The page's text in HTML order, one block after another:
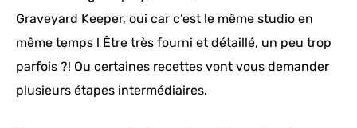
Graveyard Keeper, oui car c’est le même studio en
même temps ! Être très fourni et détaillé, un peu trop
parfois ?! Ou certaines recettes vont vous demander
plusieurs étapes intermédiaires.